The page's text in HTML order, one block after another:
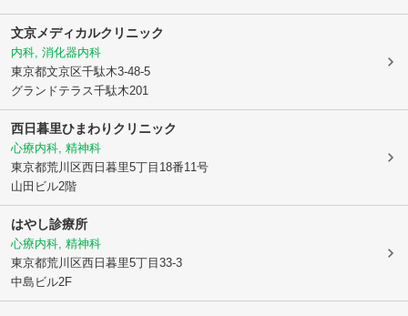
文京メディカルクリニック
内科, 消化器内科
東京都文京区千駄木3-48-5
グランドテラス千駄木201
西日暮里ひまわりクリニック
心療内科, 精神科
東京都荒川区西日暮里5丁目18番11号
山田ビル2階
はやし診療所
心療内科, 精神科
東京都荒川区西日暮里5丁目33-3
中島ビル2F